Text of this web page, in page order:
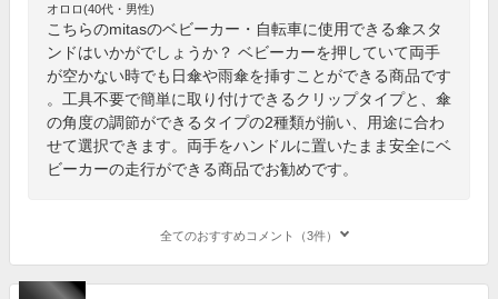
オロロ(40代・男性)
こちらのmitasのベビーカー・自転車に使用できる傘スタ
ンドはいかがでしょうか？ ベビーカーを押していて両手
が空かない時でも日傘や雨傘を挿すことができる商品です
。工具不要で簡単に取り付けできるクリップタイプと、傘
の角度の調節ができるタイプの2種類が揃い、用途に合わ
せて選択できます。両手をハンドルに置いたまま安全にベ
ビーカーの走行ができる商品でお勧めです。
全てのおすすめコメント（3件）